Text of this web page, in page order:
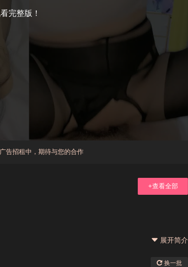
完整版！
本站大事件(19j网站发展历程)
广告招租中，期待与您的合作
+查看全部
展开简介
换一批